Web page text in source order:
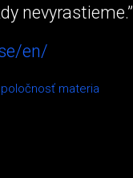
nevyrastieme.”
en/
materia